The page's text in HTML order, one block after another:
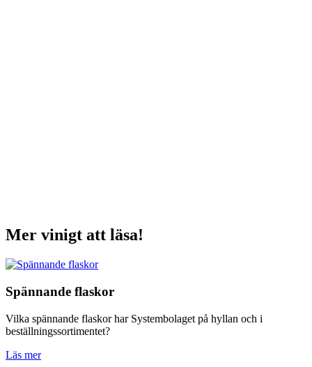
Mer vinigt att läsa!
Spännande flaskor
Vilka spännande flaskor har Systembolaget på hyllan och i
beställningssortimentet?
Läs mer